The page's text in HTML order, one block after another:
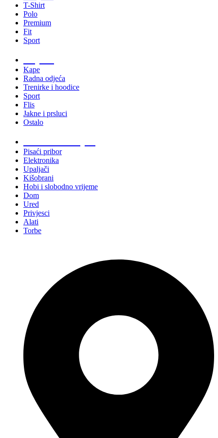
T-Shirt
Polo
Premium
Fit
Sport
Kape
Radna odjeća
Trenirke i hoodice
Sport
Flis
Jakne i prsluci
Ostalo
Pisaći pribor
Elektronika
Upaljači
Kišobrani
Hobi i slobodno vrijeme
Dom
Ured
Privjesci
Alati
Torbe